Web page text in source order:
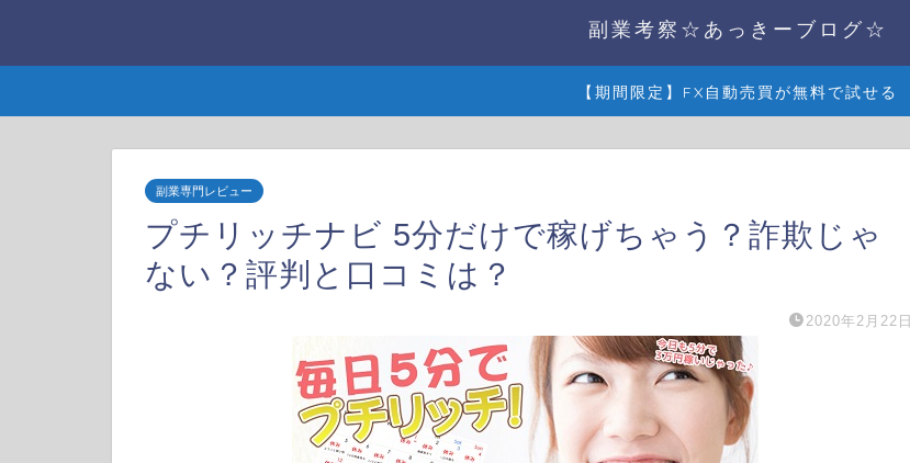
副業考察☆あっきーブログ☆
【期間限定】FX自動売買が無料で試せる
副業専門レビュー
プチリッチナビ 5分だけで稼げちゃう？詐欺じゃ
ない？評判と口コミは？
2020年2月22日